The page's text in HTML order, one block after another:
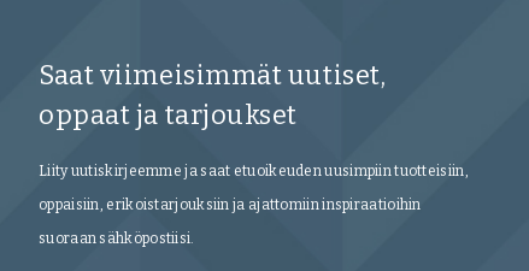
Saat viimeisimmät uutiset,
oppaat ja tarjoukset
Liity uutiskirjeemme ja saat etuoikeuden uusimpiin tuotteisiin,
oppaisiin, erikoistarjouksiin ja ajattomiin inspiraatioihin
suoraan sähköpostiisi.